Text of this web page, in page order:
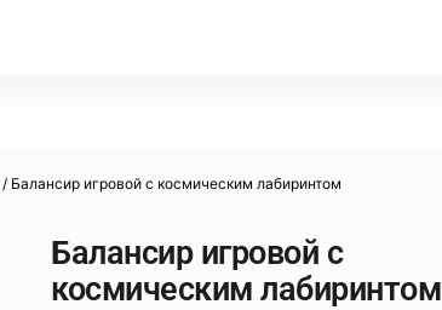
/ Балансир игровой с космическим лабиринтом
Балансир игровой с
космическим лабиринтом